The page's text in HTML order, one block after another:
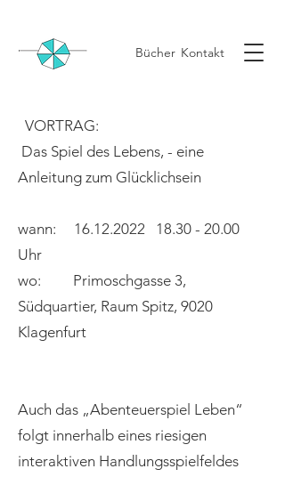
Bücher Kontakt
VORTRAG:
Das Spiel des Lebens, - eine
Anleitung zum Glücklichsein
wann: 16.12.2022
18.30 - 20.00
Uhr
wo: Primoschgasse 3,
Südquartier, Raum Spitz, 9020
Klagenfurt
Auch das „Abenteuerspiel Leben“
folgt innerhalb eines riesigen
interaktiven Handlungsspielfeldes